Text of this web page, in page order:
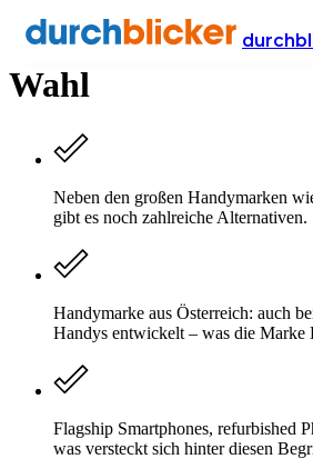
Handymarken: die
Wahl
Neben den großen Handymarken
gibt es noch zahlreiche Alternativen.
Handymarke aus Österreich: auch
Handys entwickelt – was die Marke
Flagship Smartphones, refurbished
was versteckt sich hinter diesen